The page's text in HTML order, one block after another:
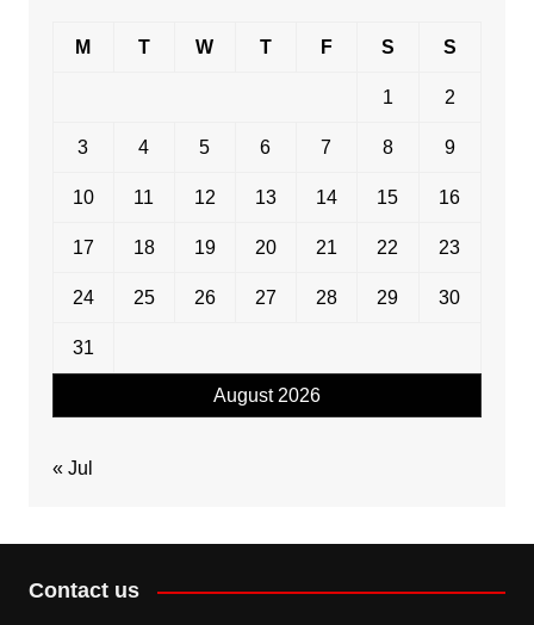
August 2026
M T W T F S S
1 2
3 4 5 6 7 8 9
10 11 12 13 14 15 16
17 18 19 20 21 22 23
24 25 26 27 28 29 30
31
« Jul
Contact us